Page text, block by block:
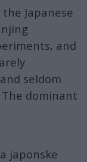
Japanese
and
seldom
dominant
japonske